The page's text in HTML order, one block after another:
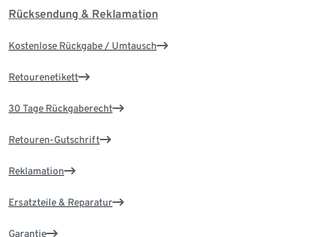
Rücksendung & Reklamation
Kostenlose Rückgabe / Umtausch
Retourenetikett
30 Tage Rückgaberecht
Retouren-Gutschrift
Reklamation
Ersatzteile & Reparatur
Garantie